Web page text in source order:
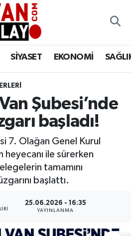
SİYASET EKONOMİ
Şubesi’nde
başladı!
7. Olağan Genel Kurul
ile sürerken
tamamını
başlattı.
25.06.2026 - 16:35
YAYINLANMA
Haritası
ve Fikstür